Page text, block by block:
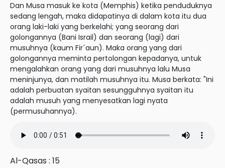
Dan Musa masuk ke kota (Memphis) ketika penduduknya
sedang lengah, maka didapatinya di dalam kota itu dua
orang laki-laki yang berkelahi; yang seorang dari
golongannya (Bani Israil) dan seorang (lagi) dari
musuhnya (kaum Fir´aun). Maka orang yang dari
golongannya meminta pertolongan kepadanya, untuk
mengalahkan orang yang dari musuhnya lalu Musa
meninjunya, dan matilah musuhnya itu. Musa berkata: "Ini
adalah perbuatan syaitan sesungguhnya syaitan itu
adalah musuh yang menyesatkan lagi nyata
(permusuhannya).
Al-Qasas : 15